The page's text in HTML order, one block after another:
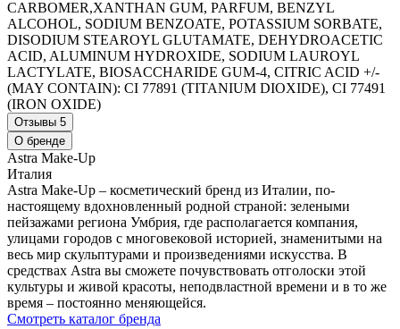
CARBOMER,XANTHAN GUM, PARFUM, BENZYL
ALCOHOL, SODIUM BENZOATE, POTASSIUM SORBATE,
DISODIUM STEAROYL GLUTAMATE, DEHYDROACETIC
ACID, ALUMINUM HYDROXIDE, SODIUM LAUROYL
LACTYLATE, BIOSACCHARIDE GUM-4, CITRIC ACID +/-
(MAY CONTAIN): CI 77891 (TITANIUM DIOXIDE), CI 77491
(IRON OXIDE)
Отзывы 5
О бренде
Astra Make-Up
Италия
Astra Make-Up – косметический бренд из Италии, по-
настоящему вдохновленный родной страной: зелеными
пейзажами региона Умбрия, где располагается компания,
улицами городов с многовековой историей, знаменитыми на
весь мир скульптурами и произведениями искусства. В
средствах Astra вы сможете почувствовать отголоски этой
культуры и живой красоты, неподвластной времени и в то же
время – постоянно меняющейся.
Смотреть каталог бренда